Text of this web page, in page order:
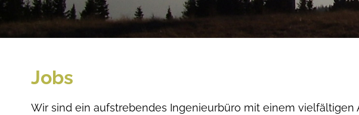
Jobs
Wir sind ein aufstrebendes Ingenieurbüro mit einem